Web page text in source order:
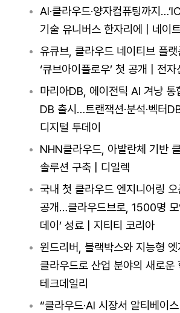
AI·클라우드·양자컴퓨팅까지
기술 유니버스 한자리에 | 네이
유큐브, 클라우드 네이티브 플랫
‘큐브아이플로우’ 첫 공개 | 전자
마리아DB, 에이전틱 AI 겨냥 통
DB 출시…트랜잭션·분석·벡터
디지털 투데이
NHN클라우드, 아발란체 기반
솔루션 구축 | 디일렉
국내 첫 클라우드 엔지니어링
공개…클라우드브로, 1500명 모
데이’ 성료 | 지티티 코리아
윈드리버, 블랙박스와 지능형 엣
클라우드로 산업 분야의 새로운
테크데일리
“클라우드·AI 시장서 알티베이